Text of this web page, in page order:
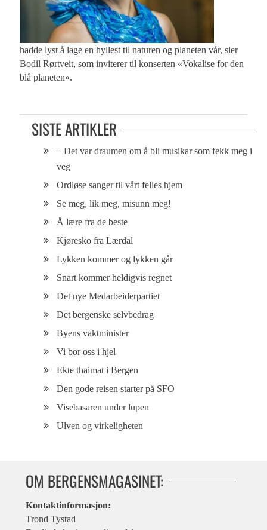
hadde lyst å lage en hyllest til naturen og planeten vår, sier
Bodil Rørtveit, som inviterer til konserten «Vokalise for den
blå planeten».
SISTE ARTIKLER
– Det var draumen om å bli musikar som fekk meg i
veg
Ordløse sanger til vårt felles hjem
Se meg, lik meg, misunn meg!
Å lære fra de beste
Kjøresko fra Lærdal
Lykken kommer og lykken går
Snart kommer heldigvis regnet
Det nye Medarbeiderpartiet
Det bergenske selvbedrag
Byens vaktminister
Vi bor oss i hjel
Ekte thaimat i Bergen
Den gode reisen starter på SFO
Visebasaren under lupen
Ulven og virkeligheten
OM BERGENSMAGASINET:
Kontaktinformasjon:
Trond Tystad